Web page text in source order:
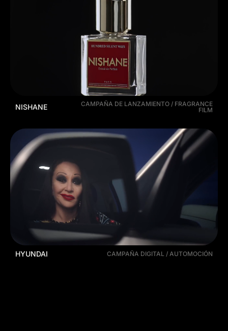
NISHANE
CAMPAÑA DE LANZAMIENTO / FRAGRANCE
FILM
HYUNDAI CAMPAÑA DIGITAL / AUTOMOCIÓN